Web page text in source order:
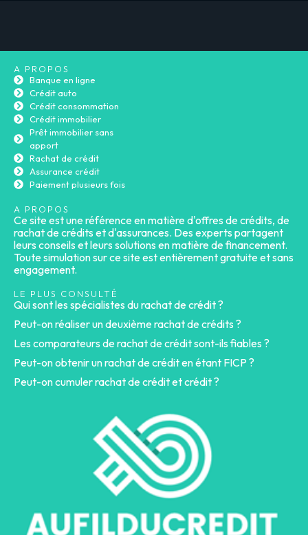
A PROPOS
Banque en ligne
Crédit auto
Crédit consommation
Crédit immobilier
Prêt immobilier sans
apport
Rachat de crédit
Assurance crédit
Paiement plusieurs fois
A PROPOS
Ce site est une référence en matière d'offres de crédits, de
rachat de crédits et d'assurances. Des experts partagent
leurs conseils et leurs solutions en matière de financement.
Toute simulation sur ce site est entièrement gratuite et sans
engagement.
LE PLUS CONSULTÉ
Qui sont les spécialistes du rachat de crédit ?
Peut-on réaliser un deuxième rachat de crédits ?
Les comparateurs de rachat de crédit sont-ils fiables ?
Peut-on obtenir un rachat de crédit en étant FICP ?
Peut-on cumuler rachat de crédit et crédit ?